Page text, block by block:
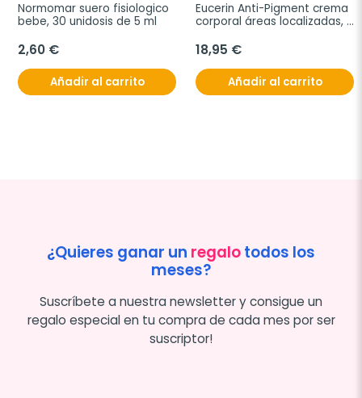
Normomar suero fisiologico
bebe, 30 unidosis de 5 ml
2,60 €
Añadir al carrito
Eucerin Anti-Pigment crema
corporal áreas localizadas,
18,95 €
Añadir al carrito
¿Quieres ganar un regalotodos los
meses?
Suscríbete a nuestra newsletter y consigue un
regalo especial en tu compra de cada mes por ser
suscriptor!